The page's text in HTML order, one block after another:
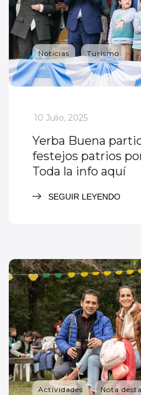
Noticias Turismo
_
10 Julio, 2025
Yerba Buena
festejos patrios
Toda la info aquí
SEGUIR LEYENDO
Actividades Nota